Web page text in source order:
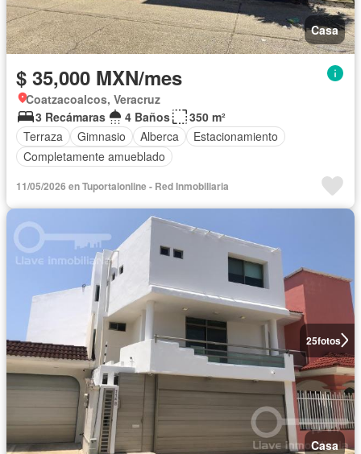
Casa
$ 35,000 MXN/mes
Coatzacoalcos, Veracruz
3 Recámaras
4 Baños
350 m²
Terraza
Gimnasio Alberca
Estacionamiento
Completamente amueblado
11/05/2026 en Tuportalonline - Red Inmobiliaria
25fotos
Casa